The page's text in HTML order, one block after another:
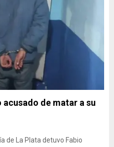
de matar a su
de La Plata detuvo Fabio